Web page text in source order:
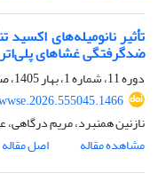
تأثیر نانومیله‌های
ضدگرفتگی غشاهای
دوره 11، شماره 1، بهار 1405، صفحه
نازنین همنبرد، مریم درگاهی،
مشاهده مقاله
اصل مقاله